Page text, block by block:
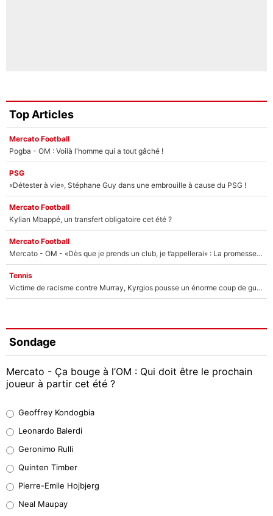
Top Articles
Mercato Football
Pogba - OM : Voilà l'homme qui a tout gâché !
PSG
«Détester à vie», Stéphane Guy dans une embrouille à cause du PSG !
Mercato Football
Kylian Mbappé, un transfert obligatoire cet été ?
Mercato Football
Mercato - OM - «Dès que je prends un club, je t’appellerai» : La promesse de Marcelino au moment de claquer la porte
Tennis
Victime de racisme contre Murray, Kyrgios pousse un énorme coup de gueule !
Sondage
Mercato - Ça bouge à l’OM : Qui doit être le prochain
joueur à partir cet été ?
38%
32%
5%
Geoffrey Kondogbia
Leonardo Balerdi
Geronimo Rulli
Quinten Timber
Pierre-Emile Hojbjerg
Neal Maupay